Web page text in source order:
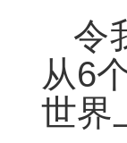
令
从6
世界